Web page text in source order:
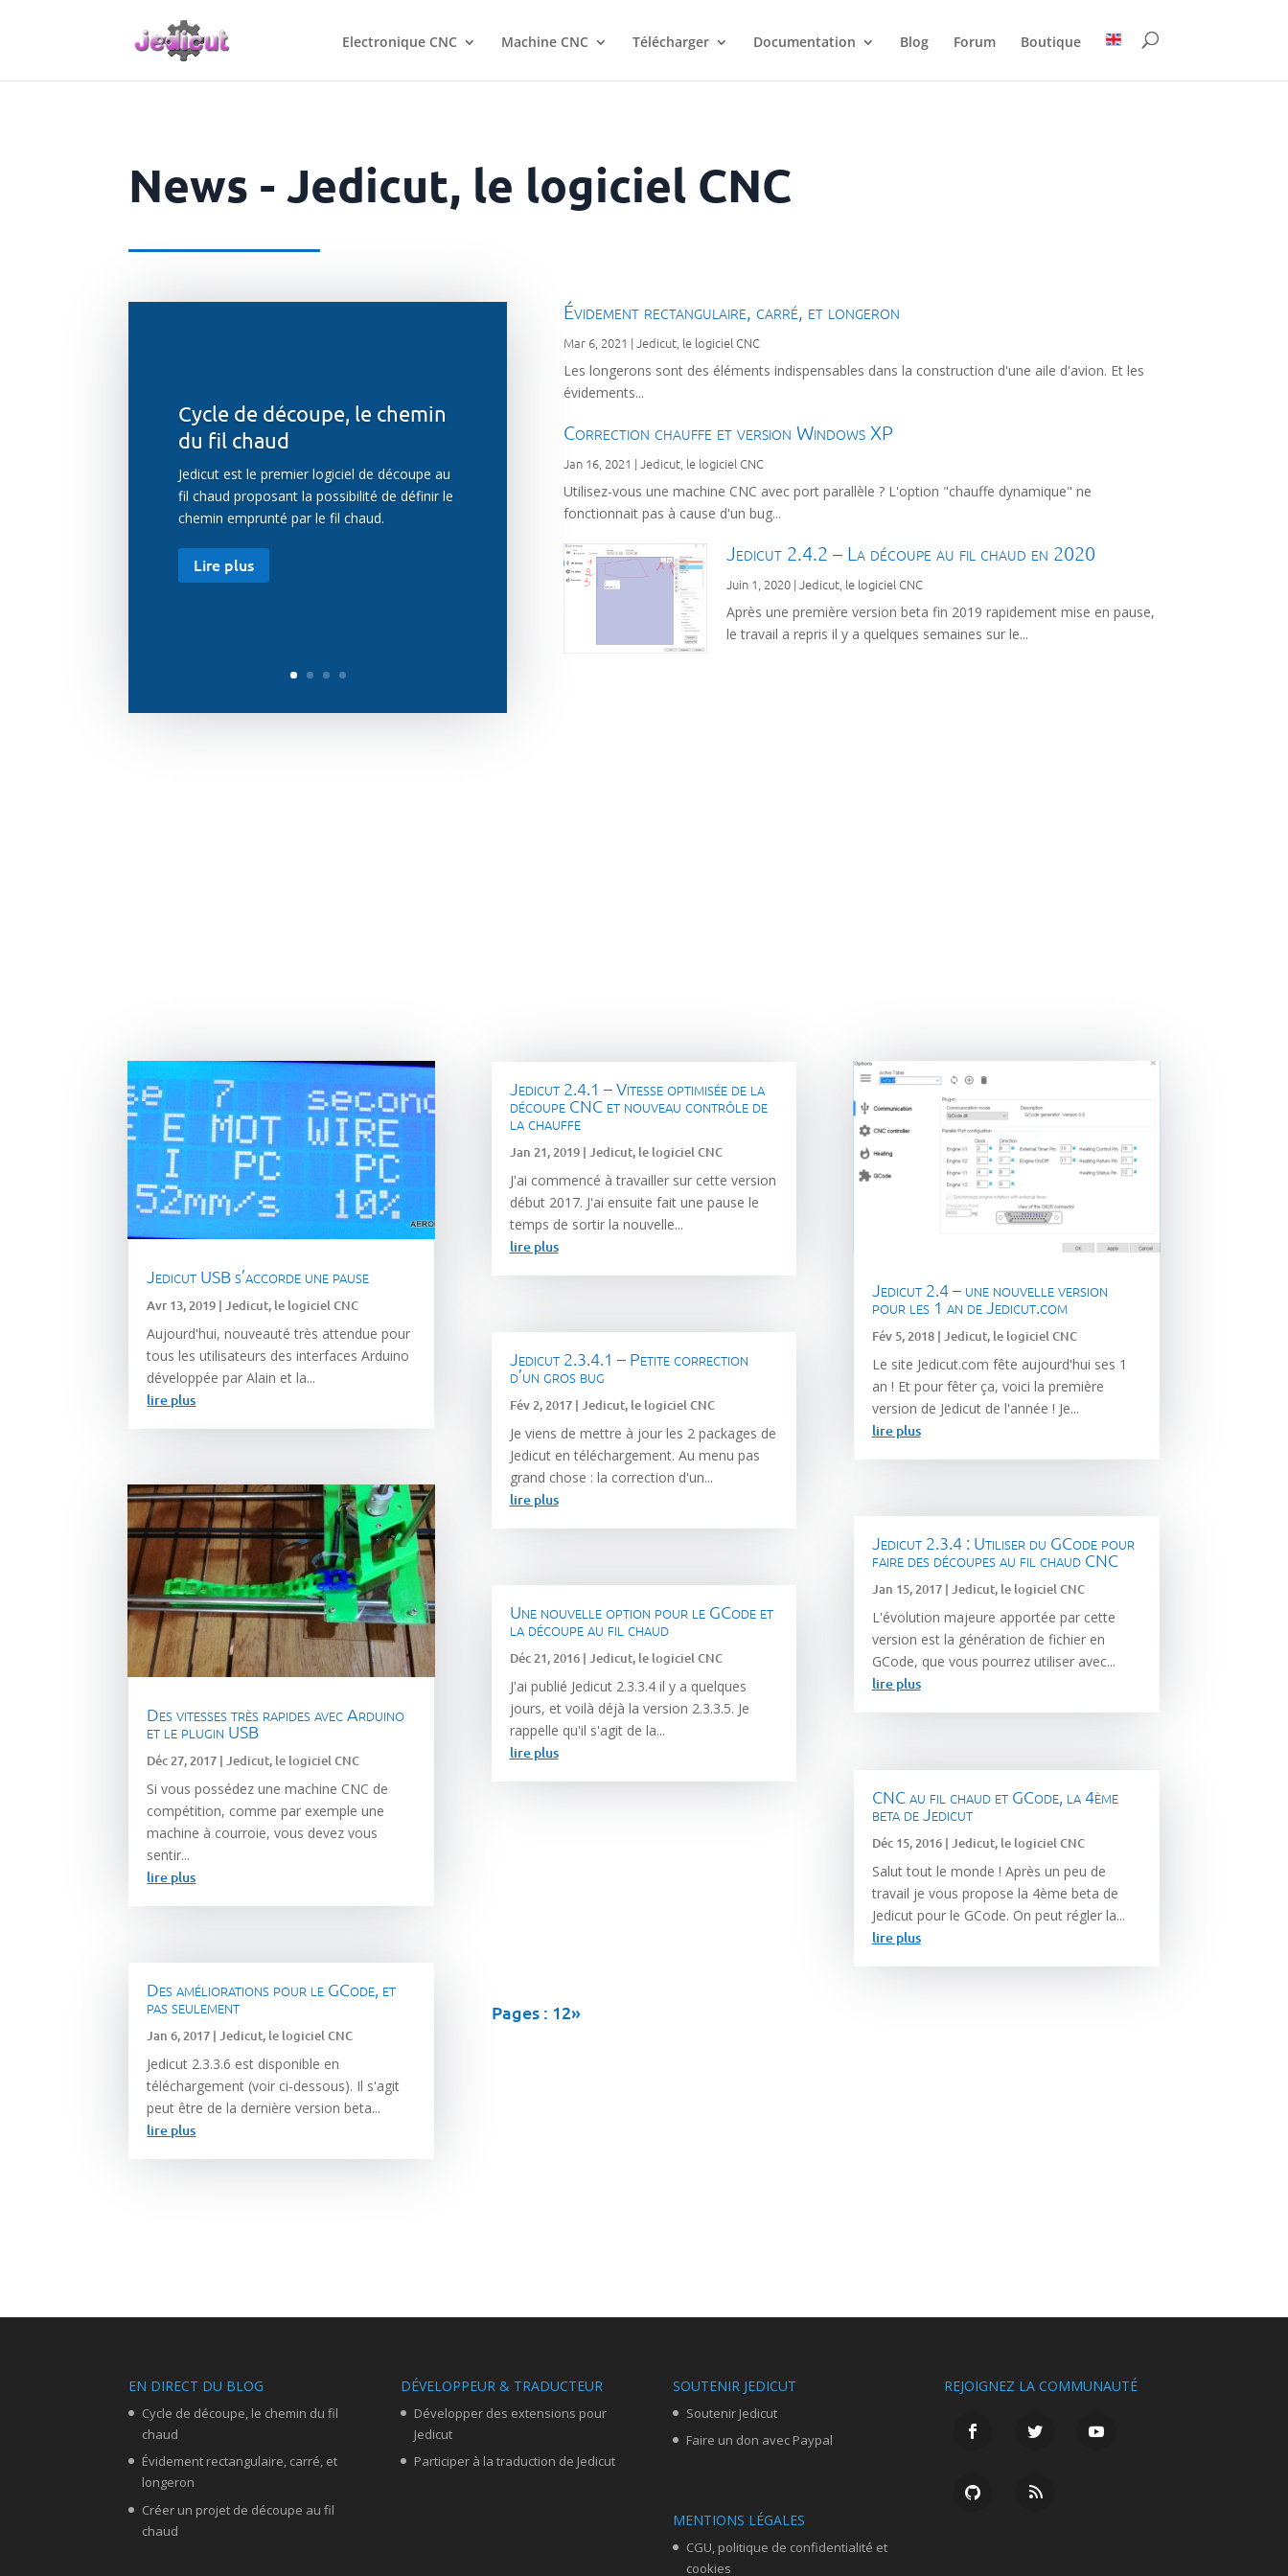
Electronique CNC Machine CNC Télécharger Documentation Blog Forum Boutique
News - Jedicut, le logiciel CNC
Cycle de découpe, le chemin
du fil chaud
Jedicut est le premier logiciel de découpe au
fil chaud proposant la possibilité de définir le
chemin emprunté par le fil chaud.
Lire plus
Évidement rectangulaire, carré, et longeron
Mar 6, 2021 |Jedicut, le logiciel CNC
Les longerons sont des éléments indispensables dans la construction d'une aile d'avion. Et les
évidements...
Correction chauffe et version Windows XP
Jan 16, 2021 |Jedicut, le logiciel CNC
Utilisez-vous une machine CNC avec port parallèle ? L'option "chauffe dynamique" ne
fonctionnait pas à cause d'un bug...
Jedicut 2.4.2 – La découpe au fil chaud en 2020
Juin 1, 2020 |Jedicut, le logiciel CNC
Après une première version beta fin 2019 rapidement mise en pause,
le travail a repris il y a quelques semaines sur le...
Jedicut USB s’accorde une pause
Avr 13, 2019 |Jedicut, le logiciel CNC
Aujourd'hui, nouveauté très attendue pour
tous les utilisateurs des interfaces Arduino
développée par Alain et la...
lire plus
Des vitesses très rapides avec Arduino
et le plugin USB
Déc 27, 2017 | Jedicut, le logiciel CNC
Si vous possédez une machine CNC de
compétition, comme par exemple une
machine à courroie, vous devez vous
sentir...
lire plus
Des améliorations pour le GCode, et
pas seulement
Jan 6, 2017 |Jedicut, le logiciel CNC
Jedicut 2.3.3.6 est disponible en
téléchargement (voir ci-dessous). Il s'agit
peut être de la dernière version beta...
lire plus
Jedicut 2.4.1 – Vitesse optimisée de la
découpe CNC et nouveau contrôle de
la chauffe
Jan 21, 2019| Jedicut, le logiciel CNC
J'ai commencé à travailler sur cette version
début 2017. J'ai ensuite fait une pause le
temps de sortir la nouvelle...
lire plus
Jedicut 2.3.4.1 – Petite correction
d’un gros bug
Fév 2, 2017| Jedicut, le logiciel CNC
Je viens de mettre à jour les 2 packages de
Jedicut en téléchargement. Au menu pas
grand chose : la correction d'un...
lire plus
Une nouvelle option pour le GCode et
la découpe au fil chaud
Déc 21, 2016| Jedicut, le logiciel CNC
J'ai publié Jedicut 2.3.3.4 il y a quelques
jours, et voilà déjà la version 2.3.3.5. Je
rappelle qu'il s'agit de la...
lire plus
Jedicut 2.4 – une nouvelle version
pour les 1 an de Jedicut.com
Fév 5, 2018| Jedicut, le logiciel CNC
Le site Jedicut.com fête aujourd'hui ses 1
an ! Et pour fêter ça, voici la première
version de Jedicut de l'année ! Je...
lire plus
Jedicut 2.3.4 : Utiliser du GCode pour
faire des découpes au fil chaud CNC
Jan 15, 2017| Jedicut, le logiciel CNC
L'évolution majeure apportée par cette
version est la génération de fichier en
GCode, que vous pourrez utiliser avec...
lire plus
CNC au fil chaud et GCode, la 4ème
beta de Jedicut
Déc 15, 2016| Jedicut, le logiciel CNC
Salut tout le monde ! Après un peu de
travail je vous propose la 4ème beta de
Jedicut pour le GCode. On peut régler la...
lire plus
Pages : 12»
EN DIRECT DU BLOG
Cycle de découpe, le chemin du fil
chaud
Évidement rectangulaire, carré, et
longeron
Créer un projet de découpe au fil
chaud
DÉVELOPPEUR & TRADUCTEUR
Développer des extensions pour
Jedicut
Participer à la traduction de Jedicut
SOUTENIR JEDICUT
Soutenir Jedicut
Faire un don avec Paypal
MENTIONS LÉGALES
CGU, politique de confidentialité et
cookies
REJOIGNEZ LA COMMUNAUTÉ